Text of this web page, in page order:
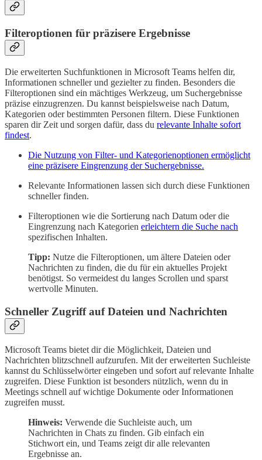
Filteroptionen für präzisere Ergebnisse
Die erweiterten Suchfunktionen in Microsoft Teams helfen dir,
Informationen schneller und gezielter zu finden. Besonders die
Filteroptionen sind ein mächtiges Werkzeug, um Suchergebnisse
präzise einzugrenzen. Du kannst beispielsweise nach Datum,
Kategorien oder bestimmten Personen filtern. Diese Funktionen
sparen dir Zeit und sorgen dafür, dass du relevante Inhalte sofort
findest.
Die Nutzung von Filter- und Kategorienoptionen ermöglicht
eine präzisere Eingrenzung der Suchergebnisse.
Relevante Informationen lassen sich durch diese Funktionen
schneller finden.
Filteroptionen wie die Sortierung nach Datum oder die
Eingrenzung nach Kategorien erleichtern die Suche nach
spezifischen Inhalten.
Tipp: Nutze die Filteroptionen, um ältere Dateien oder
Nachrichten zu finden, die du für ein aktuelles Projekt
benötigst. So vermeidest du langes Scrollen und sparst
wertvolle Minuten.
Schneller Zugriff auf Dateien und Nachrichten
Microsoft Teams bietet dir die Möglichkeit, Dateien und
Nachrichten blitzschnell aufzurufen. Mit der erweiterten Suchleiste
kannst du Schlüsselwörter eingeben und sofort auf relevante Inhalte
zugreifen. Diese Funktion ist besonders nützlich, wenn du in
Meetings schnell auf wichtige Dokumente oder Informationen
zugreifen musst.
Hinweis: Verwende die Suchleiste auch, um
Nachrichten in Chats zu finden. Gib einfach ein
Stichwort ein, und Teams zeigt dir alle relevanten
Ergebnisse an.